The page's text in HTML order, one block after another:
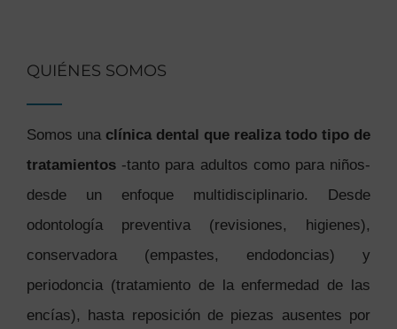
QUIÉNES SOMOS
Somos una clínica dental que realiza todo tipo de
tratamientos -tanto para adultos como para niños-
desde un enfoque multidisciplinario. Desde
odontología preventiva (revisiones, higienes),
conservadora (empastes, endodoncias) y
periodoncia (tratamiento de la enfermedad de las
encías), hasta reposición de piezas ausentes por